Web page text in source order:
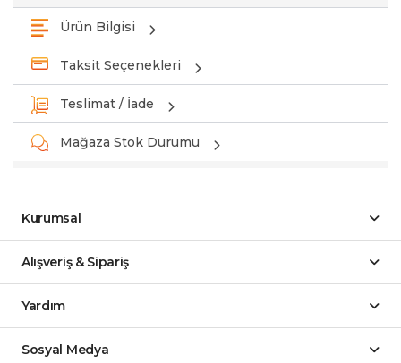
Ürün Bilgisi
Taksit Seçenekleri
Teslimat / İade
Mağaza Stok Durumu
Kurumsal
Alışveriş & Sipariş
Yardım
Sosyal Medya